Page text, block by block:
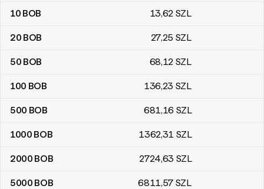
10 BOB 13,62 SZL
20 BOB 27,25 SZL
50 BOB 68,12 SZL
100 BOB 136,23 SZL
500 BOB 681,16 SZL
1000 BOB 1362,31 SZL
2000 BOB 2724,63 SZL
5000 BOB 6811,57 SZL